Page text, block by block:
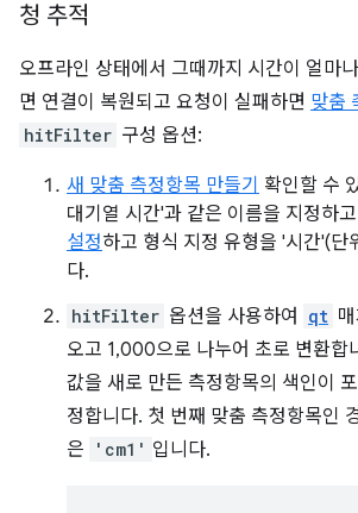
청 추적
오프라인 상태에서 그때까지 시간이 얼마
면 연결이 복원되고 요청이 실패하면 맞춤
hitFilter 구성 옵션:
새 맞춤 측정항목 만들기 확인할 수
대기열 시간'과 같은 이름을 지정하고
설정하고 형식 지정 유형을 '시간'(단
다.
hitFilter 옵션을 사용하여 qt
오고 1,000으로 나누어 초로 변환합
값을 새로 만든 측정항목의 색인이
정합니다. 첫 번째 맞춤 측정항목인
은
'cm1' 입니다.